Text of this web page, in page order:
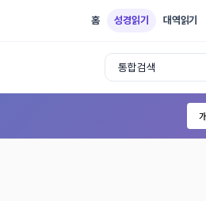
홈 성경읽기 대역읽기
역한글 NIV KJV 17